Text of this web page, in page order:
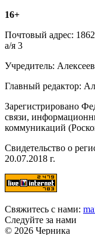
16+
Почтовый адрес:
а/я 3
Учредитель:
Главный редактор:
Зарегистрировано
связи,
коммуникаций
Свидетельство о
20.07.2018 г.
Свяжитесь с нами:
Следуйте за нами
© 2026 Черника